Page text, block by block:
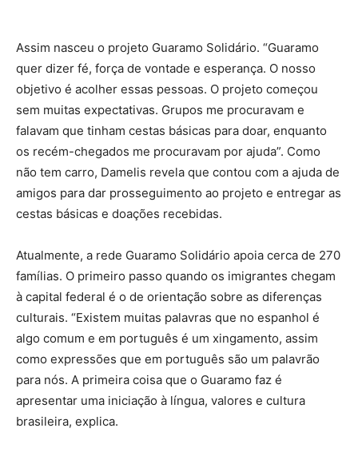
Assim nasceu o projeto Guaramo Solidário. “Guaramo
quer dizer fé, força de vontade e esperança. O nosso
objetivo é acolher essas pessoas. O projeto começou
sem muitas expectativas. Grupos me procuravam e
falavam que tinham cestas básicas para doar, enquanto
os recém-chegados me procuravam por ajuda”. Como
não tem carro, Damelis revela que contou com a ajuda de
amigos para dar prosseguimento ao projeto e entregar as
cestas básicas e doações recebidas.
Atualmente, a rede Guaramo Solidário apoia cerca de 270
famílias. O primeiro passo quando os imigrantes chegam
à capital federal é o de orientação sobre as diferenças
culturais. “Existem muitas palavras que no espanhol é
algo comum e em português é um xingamento, assim
como expressões que em português são um palavrão
para nós. A primeira coisa que o Guaramo faz é
apresentar uma iniciação à língua, valores e cultura
brasileira, explica.